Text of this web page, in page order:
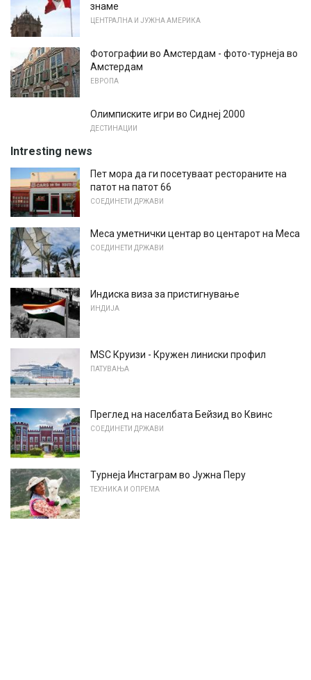
знаме
ЦЕНТРАЛНА И ЈУЖНА АМЕРИКА
Фотографии во Амстердам - ​​фото-турнеја во
Амстердам
ЕВРОПА
Олимписките игри во Сиднеј 2000
ДЕСТИНАЦИИ
Intresting news
Пет мора да ги посетуваат рестораните на
патот на патот 66
СОЕДИНЕТИ ДРЖАВИ
Меса уметнички центар во центарот на Меса
СОЕДИНЕТИ ДРЖАВИ
Индиска виза за пристигнување
ИНДИЈА
MSC Круизи - Кружен линиски профил
ПАТУВАЊА
Преглед на населбата Бейзид во Квинс
СОЕДИНЕТИ ДРЖАВИ
Турнеја Инстаграм во Јужна Перу
ТЕХНИКА И ОПРЕМА